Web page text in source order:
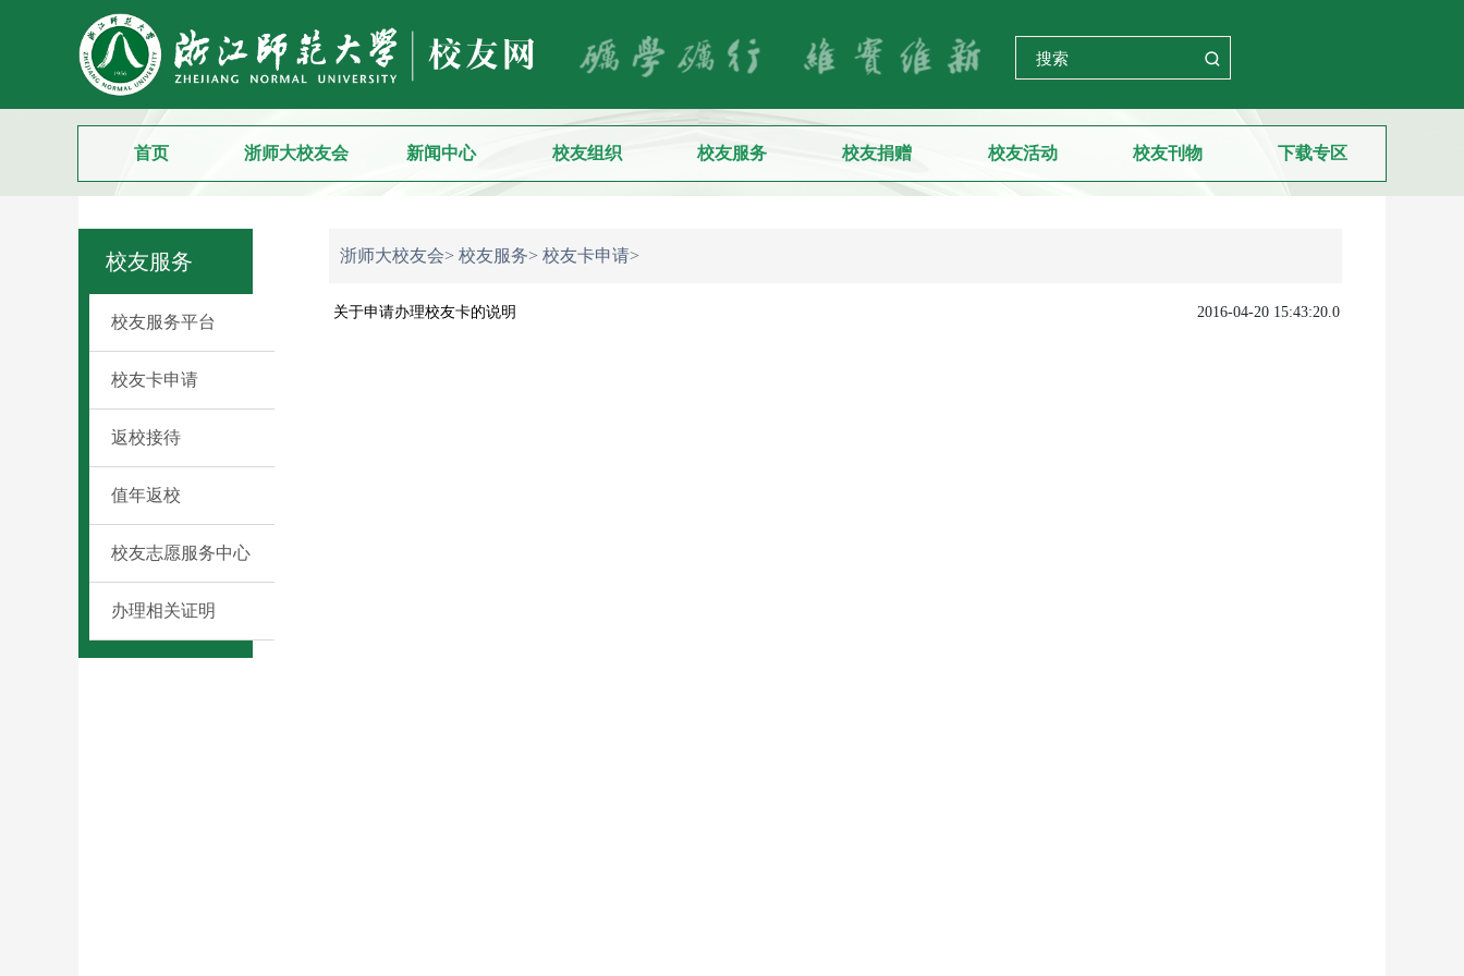
首页 浙师大校友会 新闻中心 校友组织 校友服务 校友捐赠 校友活动 校友刊物 下载专区
校友服务
校友服务平台
校友卡申请
返校接待
值年返校
校友志愿服务中心
办理相关证明
浙师大校友会> 校友服务> 校友卡申请>
2016-04-20 15:43:20.0
关于申请办理校友卡的说明